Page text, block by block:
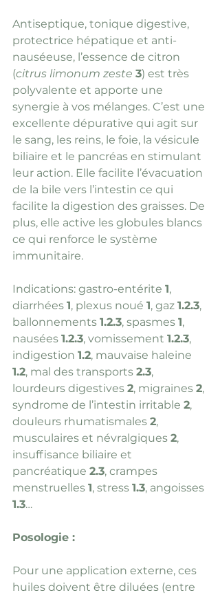
Antiseptique, tonique digestive,
protectrice hépatique et anti-
nauséeuse, l’essence de citron
(citrus limonum zeste 3) est très
polyvalente et apporte une
synergie à vos mélanges. C’est une
excellente dépurative qui agit sur
le sang, les reins, le foie, la vésicule
biliaire et le pancréas en stimulant
leur action. Elle facilite l’évacuation
de la bile vers l’intestin ce qui
facilite la digestion des graisses. De
plus, elle active les globules blancs
ce qui renforce le système
immunitaire.
Indications: gastro-entérite 1,
diarrhées 1, plexus noué 1, gaz 1.2.3,
ballonnements 1.2.3, spasmes 1,
nausées 1.2.3, vomissement 1.2.3,
indigestion 1.2, mauvaise haleine
1.2, mal des transports 2.3,
lourdeurs digestives 2, migraines 2,
syndrome de l’intestin irritable 2,
douleurs rhumatismales 2,
musculaires et névralgiques 2,
insuffisance biliaire et
pancréatique 2.3, crampes
menstruelles 1, stress 1.3, angoisses
1.3…
Posologie :
Pour une application externe, ces
huiles doivent être diluées (entre